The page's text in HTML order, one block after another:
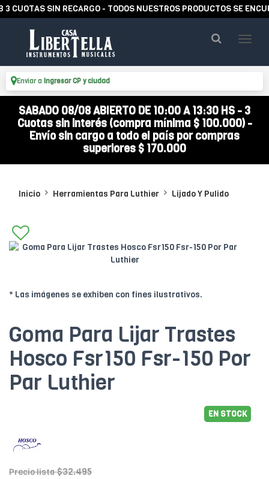
SIN RECARGO - TODOS NUESTROS PRODUCTOS SE
Enviar a Ingresar CP y ciudad
SABADO 08/08 ABIERTO DE 10:00 A 13:30 HS - 3
Cuotas sin interés (compra mínima $ 100.000) -
Envío sin cargo a todo el país por compras
superiores $ 170.000
Inicio Herramientas Para Luthier Lijado Y Pulido
* Las imágenes se exhiben con fines ilustrativos.
Goma Para Lijar Trastes
Hosco Fsr150 Fsr-150 Por
Par Luthier
EN STOCK
Precio lista $32.495